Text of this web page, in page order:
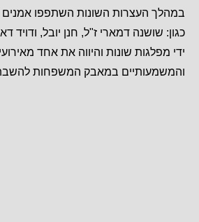
במהלך העצרות השונות השתפפו אמנים
כגון: שושנה דמארי ז"ל, חנן יובל,
ידי מפלגות שונות והיווה את אחד
והמשמעותיים במאבק המשפחות